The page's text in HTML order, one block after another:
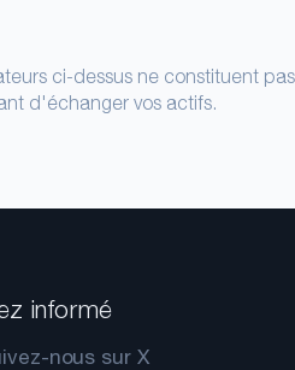
ci-dessus ne constituent
d'échanger vos actifs.
informé
nous sur X